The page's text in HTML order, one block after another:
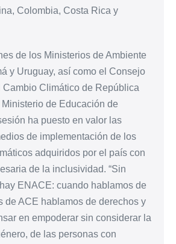
Colombia, Costa Rica y
de los Ministerios de Ambiente
y Uruguay, así como el Consejo
Cambio Climático de República
de Educación de
ha puesto en valor las
de implementación de los
adquiridos por el país con
de la inclusividad. “Sin
ENACE: cuando hablamos de
de ACE hablamos de derechos y
en empoderar sin considerar la
de las personas con